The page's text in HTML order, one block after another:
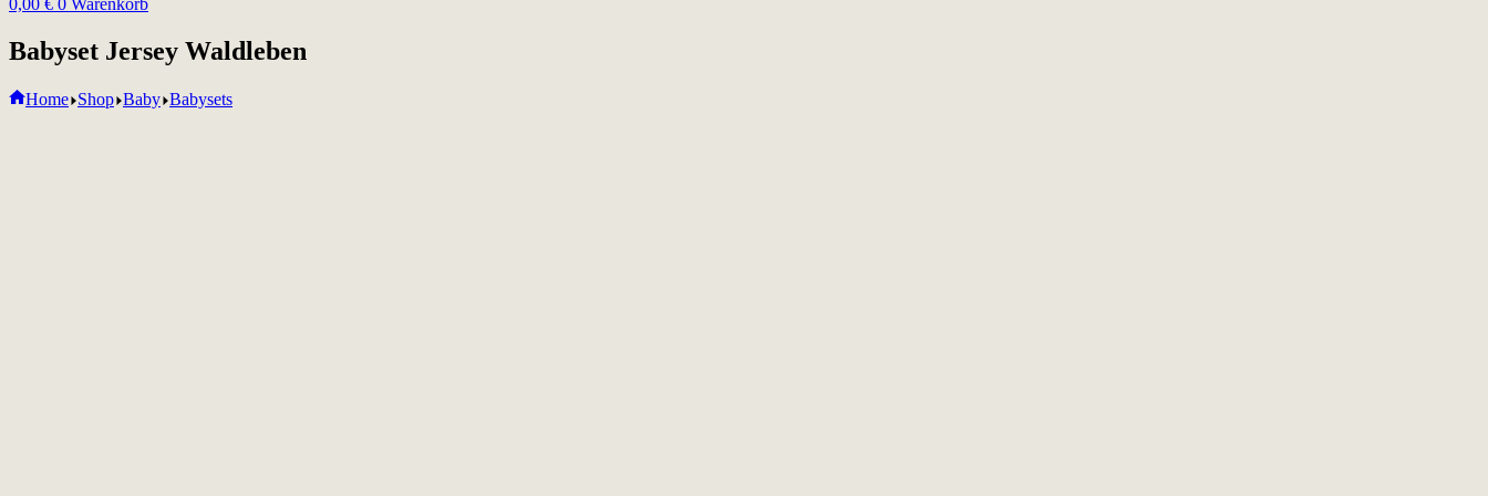
0,00 € 0 Warenkorb
Babyset Jersey Waldleben
Home Shop Baby Babysets